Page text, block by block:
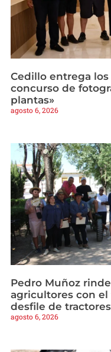
Cedillo entrega
concurso de
plantas»
agosto 6, 2026
Pedro Muñoz
agricultores con
desfile de
agosto 6, 2026